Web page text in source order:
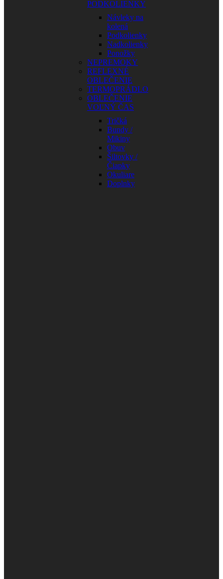
PODKOLIENKY
Návleky na
kolená
Podkolienky
Nadkolienky
Ponožky
NEPREMOKY
REFLEXNÉ
OBLEČENIE
TERMOPRÁDLO
OBLEČENIE
VOĽNÝ ČAS
Tričká
Bundy /
Mikiny
Obuv
Šiltovky /
Čiapky
Okuliare
Doplnky